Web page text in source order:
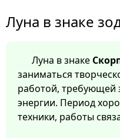
Луна в знаке
Луна в знаке
заниматься
работой, требующей
энергии. Период
техники, работы